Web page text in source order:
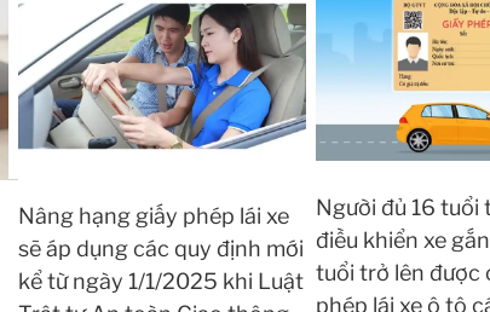
Nâng hạng giấy phép lái xe
sẽ áp dụng các quy định mới
kể từ ngày 1/1/2025 khi Luật
Người đủ 16 tuổi
điều khiển xe
tuổi trở lên được
phép lái xe ô tô